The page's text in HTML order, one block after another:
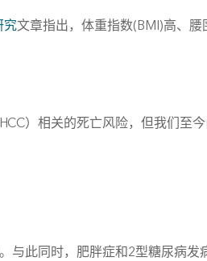
究文章指出，体重指数(BMI)高、
）相关的死亡风险，但我们至
与此同时，肥胖症和2型糖尿病发